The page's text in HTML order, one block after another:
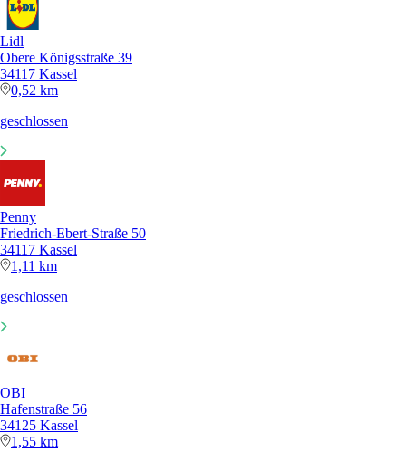
Lidl
Obere Königsstraße 39
34117 Kassel
0,52 km
geschlossen
Penny
Friedrich-Ebert-Straße 50
34117 Kassel
1,11 km
geschlossen
OBI
Hafenstraße 56
34125 Kassel
1,55 km